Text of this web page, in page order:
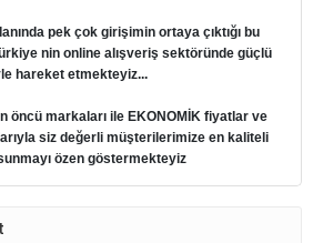
pek çok girişimin ortaya çıktığı bu
nin online alışveriş sektöründe güçlü
hareket etmekteyiz...
öncü markaları ile EKONOMİK fiyatlar ve
siz değerli müşterilerimize en kaliteli
özen göstermekteyiz